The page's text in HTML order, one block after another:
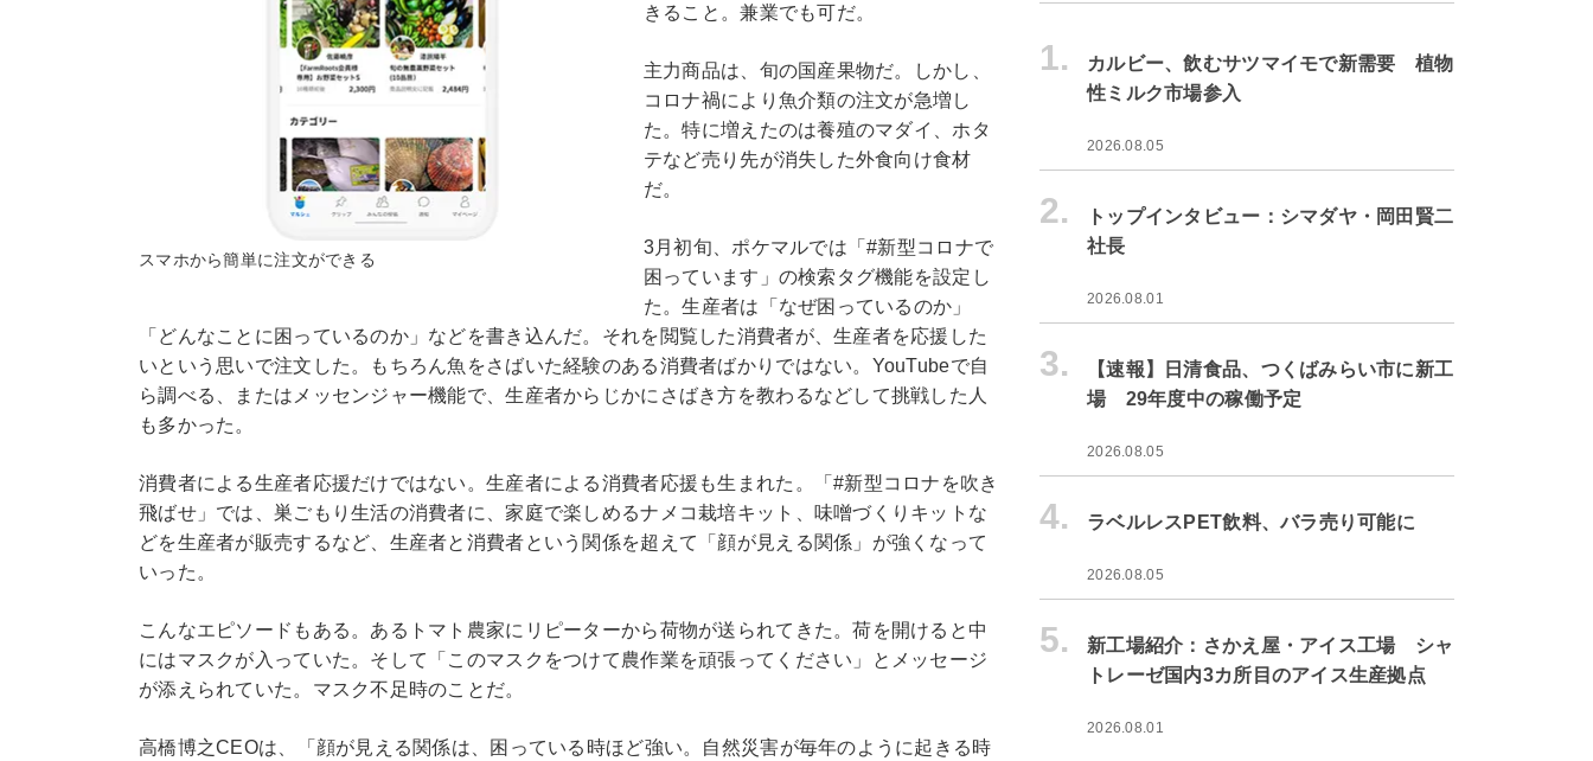
スマホから簡単に注文ができる
きること。兼業でも可だ。
主力商品は、旬の国産果物だ。しかし、
コロナ禍により魚介類の注文が急増し
た。特に増えたのは養殖のマダイ、ホタ
テなど売り先が消失した外食向け食材
だ。
3月初旬、ポケマルでは「#新型コロナで
困っています」の検索タグ機能を設定し
た。生産者は「なぜ困っているのか」
「どんなことに困っているのか」などを書き込んだ。それを閲覧した消費者が、生産者を応援した
いという思いで注文した。もちろん魚をさばいた経験のある消費者ばかりではない。YouTubeで自
ら調べる、またはメッセンジャー機能で、生産者からじかにさばき方を教わるなどして挑戦した人
も多かった。
消費者による生産者応援だけではない。生産者による消費者応援も生まれた。「#新型コロナを吹き
飛ばせ」では、巣ごもり生活の消費者に、家庭で楽しめるナメコ栽培キット、味噌づくりキットな
どを生産者が販売するなど、生産者と消費者という関係を超えて「顔が見える関係」が強くなって
いった。
こんなエピソードもある。あるトマト農家にリピーターから荷物が送られてきた。荷を開けると中
にはマスクが入っていた。そして「このマスクをつけて農作業を頑張ってください」とメッセージ
が添えられていた。マスク不足時のことだ。
高橋博之CEOは、「顔が見える関係は、困っている時ほど強い。自然災害が毎年のように起きる時
1.
カルビー、飲むサツマイモで新需要 植物
性ミルク市場参入
2026.08.05
2.
トップインタビュー：シマダヤ・岡田賢二
社長
2026.08.01
3.
【速報】日清食品、つくばみらい市に新工
場 29年度中の稼働予定
2026.08.05
4. ラベルレスPET飲料、バラ売り可能に
2026.08.05
5.
新工場紹介：さかえ屋・アイス工場 シャ
トレーゼ国内3カ所目のアイス生産拠点
2026.08.01